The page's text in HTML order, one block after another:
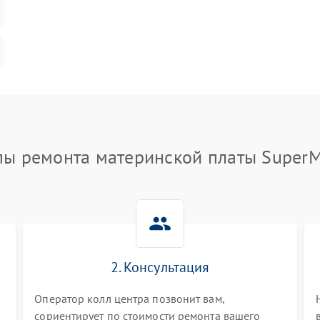
ремонта материнской платы
2. Консультация
Оператор колл центра позвонит вам,
сориентирует по стоимости ремонта вашего